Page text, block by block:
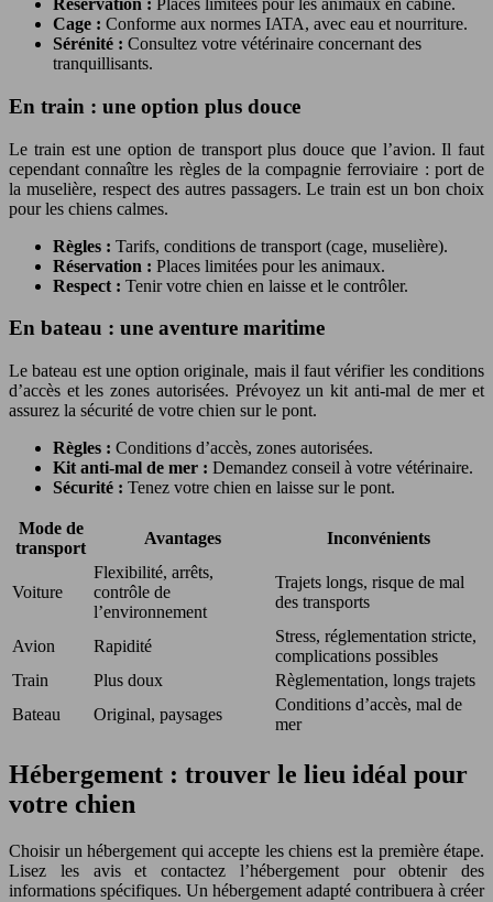
Réservation : Places limitées pour les animaux en cabine.
Cage : Conforme aux normes IATA, avec eau et nourriture.
Sérénité : Consultez votre vétérinaire concernant des
tranquillisants.
En train : une option plus douce
Le train est une option de transport plus douce que l’avion. Il faut
cependant connaître les règles de la compagnie ferroviaire : port de
la muselière, respect des autres passagers. Le train est un bon choix
pour les chiens calmes.
Règles : Tarifs, conditions de transport (cage, muselière).
Réservation : Places limitées pour les animaux.
Respect : Tenir votre chien en laisse et le contrôler.
En bateau : une aventure maritime
Le bateau est une option originale, mais il faut vérifier les conditions
d’accès et les zones autorisées. Prévoyez un kit anti-mal de mer et
assurez la sécurité de votre chien sur le pont.
Règles : Conditions d’accès, zones autorisées.
Kit anti-mal de mer : Demandez conseil à votre vétérinaire.
Sécurité : Tenez votre chien en laisse sur le pont.
Mode de
transport
Avantages Inconvénients
Voiture
Flexibilité, arrêts,
contrôle de
l’environnement
Trajets longs, risque de mal
des transports
Avion Rapidité
Stress, réglementation stricte,
complications possibles
Train
Plus doux
Règlementation, longs trajets
Bateau
Original, paysages
Conditions d’accès, mal de
mer
Hébergement : trouver le lieu idéal pour
votre chien
Choisir un hébergement qui accepte les chiens est la première étape.
Lisez les avis et contactez l’hébergement pour obtenir des
informations spécifiques. Un hébergement adapté contribuera à créer